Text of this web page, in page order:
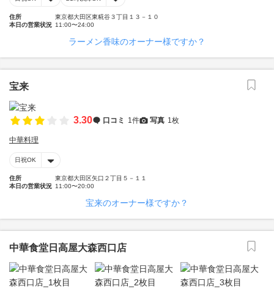
住所
東京都大田区東糀谷３丁目１３－１０
本日の営業状況 11:00〜24:00
ラーメン香味のオーナー様ですか？
宝来
3.30 口コミ 1件 写真 1枚
中華料理
日祝OK
住所
東京都大田区矢口２丁目５－１１
本日の営業状況 11:00〜20:00
宝来のオーナー様ですか？
中華食堂日高屋大森西口店